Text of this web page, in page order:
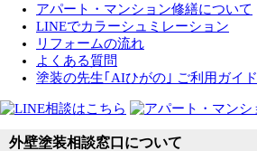
アパート・マンション修繕について
LINEでカラーシュミレーション
リフォームの流れ
よくある質問
塗装の先生｢AIひがの｣ ご利用ガイド
外壁塗装相談窓口について